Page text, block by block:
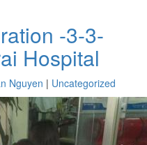
-3-3-
Hospital
Nguyen | Uncategorized